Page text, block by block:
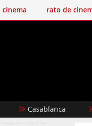
cinema rato de
Casablanca
postagens